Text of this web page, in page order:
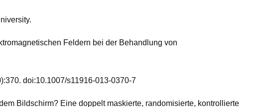
Feldern bei der Behandlung von
doi:10.1007/s11916-013-0370-7
Bildschirm? Eine doppelt maskierte, randomisierte, kontrollierte